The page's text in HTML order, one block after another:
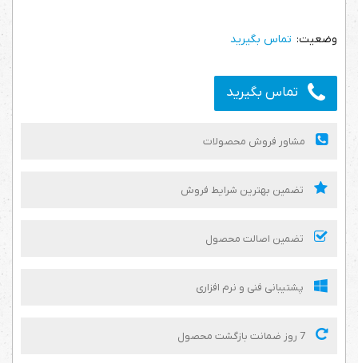
تماس بگیرید
تماس بگیرید
مشاور فروش محصولات
تضمین بهترین شرایط فروش
تضمین اصالت محصول
پشتیبانی فنی و نرم افزاری